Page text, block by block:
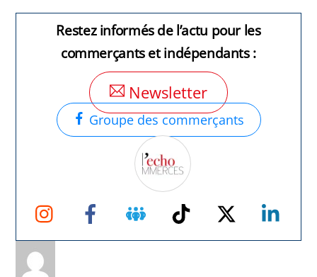
Restez informés de l’actu pour les
commerçants et indépendants :
Newsletter
Groupe des commerçants
Instagram Facebook Groupe
Facebook
TikTok Twitter